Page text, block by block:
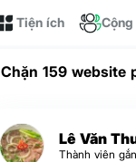
Tiện ích
Chặn 159 website
Lê Văn
Thành viên